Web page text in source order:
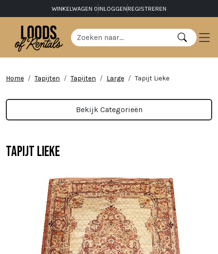
WINKELWAGEN 0 INLOGGEN REGISTREREN
Home Tapijten Tapijten Large Tapijt Lieke
Bekijk Categorieën
Tapijt Lieke